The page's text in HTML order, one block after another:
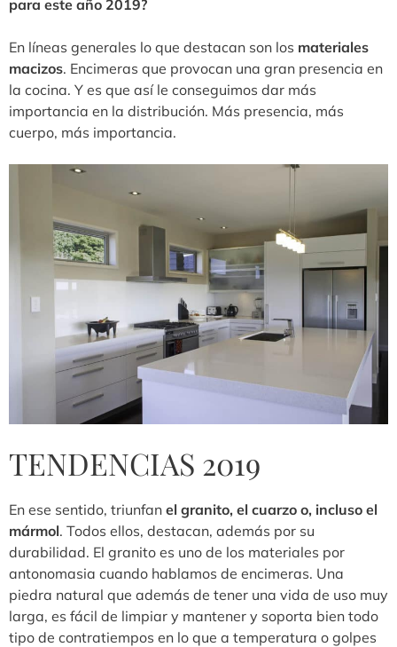
para este año 2019?
En líneas generales lo que destacan son los materiales
macizos. Encimeras que provocan una gran presencia en
la cocina. Y es que así le conseguimos dar más
importancia en la distribución. Más presencia, más
cuerpo, más importancia.
TENDENCIAS 2019
En ese sentido, triunfan el granito, el cuarzo o, incluso el
mármol. Todos ellos, destacan, además por su
durabilidad. El granito es uno de los materiales por
antonomasia cuando hablamos de encimeras. Una
piedra natural que además de tener una vida de uso muy
larga, es fácil de limpiar y mantener y soporta bien todo
tipo de contratiempos en lo que a temperatura o golpes